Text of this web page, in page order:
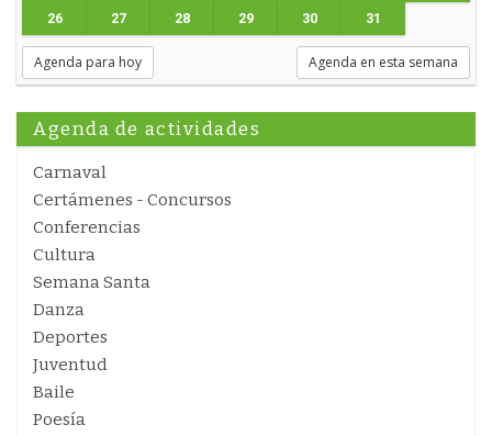
26 27 28 29 30 31
Agenda para hoy Agenda en esta semana
Agenda de actividades
Carnaval
Certámenes - Concursos
Conferencias
Cultura
Semana Santa
Danza
Deportes
Juventud
Baile
Poesía